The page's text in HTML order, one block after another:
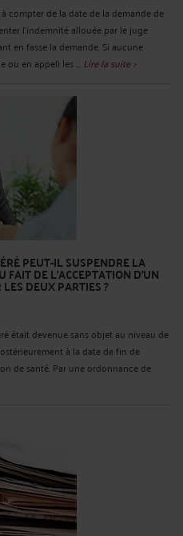
compter de la date de la demande de
l’indemnité allouée par le juge
en fasse la demande. Si aucune
ou en appel) les ... Lire la suite >
PEUT-IL SUSPENDRE LA
DE L’ACCEPTATION D’UN
DEUX PARTIES ?
était devenue sans objet au niveau de
à la date de fin de
de santé. Par une ordonnance de